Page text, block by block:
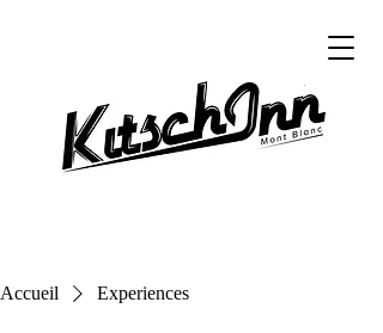
Accueil Experiences